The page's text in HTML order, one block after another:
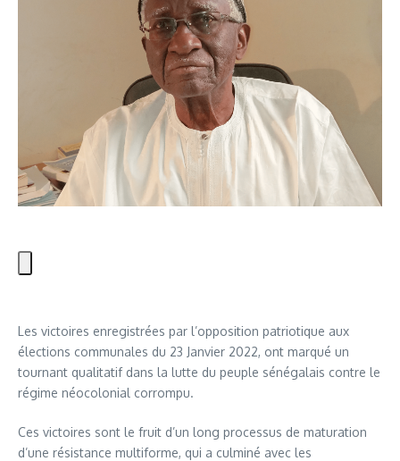
Les victoires enregistrées par l’opposition patriotique aux
élections communales du 23 Janvier 2022, ont marqué un
tournant qualitatif dans la lutte du peuple sénégalais contre le
régime néocolonial corrompu.
Ces victoires sont le fruit d’un long processus de maturation
d’une résistance multiforme, qui a culminé avec les